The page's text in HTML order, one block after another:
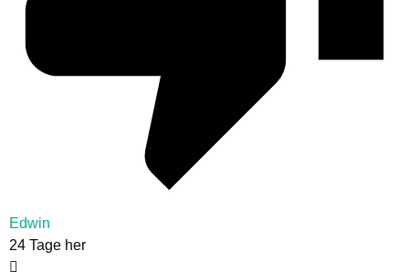
Edwin
24 Tage her